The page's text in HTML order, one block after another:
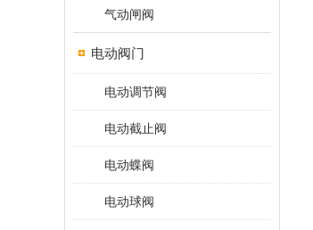
气动闸阀
电动阀门
电动调节阀
电动截止阀
电动蝶阀
电动球阀